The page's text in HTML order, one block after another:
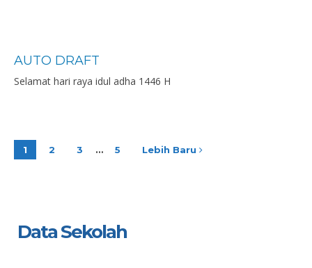
AUTO DRAFT
Selamat hari raya idul adha 1446 H
1 2 3 … 5 Lebih Baru
Data Sekolah